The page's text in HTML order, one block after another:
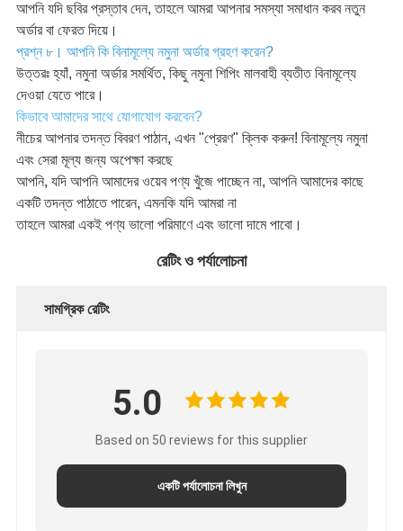
আপনি যদি ছবির প্রস্তাব দেন, তাহলে আমরা আপনার সমস্যা সমাধান করব নতুন
অর্ডার বা ফেরত দিয়ে।
প্রশ্ন ৮। আপনি কি বিনামূল্যে নমুনা অর্ডার গ্রহণ করেন?
উত্তরঃ হ্যাঁ, নমুনা অর্ডার সমর্থিত, কিছু নমুনা শিপিং মালবাহী ব্যতীত বিনামূল্যে
দেওয়া যেতে পারে।
কিভাবে আমাদের সাথে যোগাযোগ করবেন?
নীচের আপনার তদন্ত বিবরণ পাঠান, এখন "প্রেরণ" ক্লিক করুন! বিনামূল্যে নমুনা
এবং সেরা মূল্য জন্য অপেক্ষা করছে
আপনি, যদি আপনি আমাদের ওয়েব পণ্য খুঁজে পাচ্ছেন না, আপনি আমাদের কাছে
একটি তদন্ত পাঠাতে পারেন, এমনকি যদি আমরা না
তাহলে আমরা একই পণ্য ভালো পরিমাণে এবং ভালো দামে পাবো।
রেটিং ও পর্যালোচনা
সামগ্রিক রেটিং
5.0
Based on 50 reviews for this supplier
একটি পর্যালোচনা লিখুন